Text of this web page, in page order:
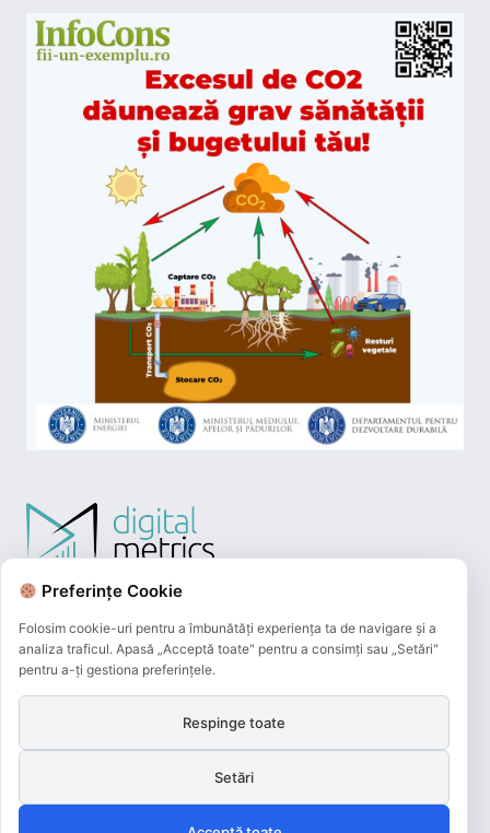
Plățile online efectuate pe acest site
sunt procesate de către Netopia Payments
și beneficiază de 3D-Secure.
Preferințe Cookie
Folosim cookie-uri pentru a îmbunătăți experiența ta de navigare și a
analiza traficul. Apasă „Acceptă toate" pentru a consimți sau „Setări"
pentru a-ți gestiona preferințele.
Respinge toate
Setări